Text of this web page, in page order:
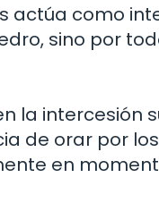
actúa como
sino por
la intercesión
de orar por
en